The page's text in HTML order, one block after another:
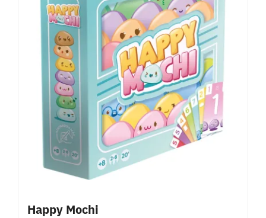
Happy Mochi